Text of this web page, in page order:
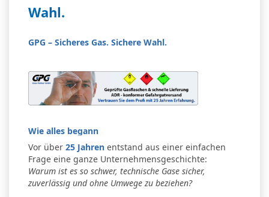
Wahl.
GPG – Sicheres Gas. Sichere Wahl.
Wie alles begann
Vor über 25 Jahren entstand aus einer einfachen
Frage eine ganze Unternehmensgeschichte:
Warum ist es so schwer, technische Gase sicher,
zuverlässig und ohne Umwege zu beziehen?